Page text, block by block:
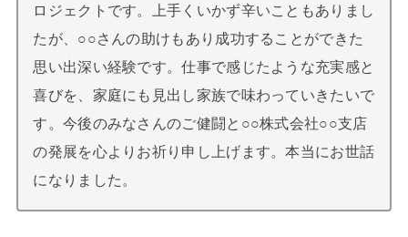
ロジェクトです。上手くいかず辛いこともありまし
たが、○○さんの助けもあり成功することができた
思い出深い経験です。仕事で感じたような充実感と
喜びを、家庭にも見出し家族で味わっていきたいで
す。今後のみなさんのご健闘と○○株式会社○○支店
の発展を心よりお祈り申し上げます。本当にお世話
になりました。